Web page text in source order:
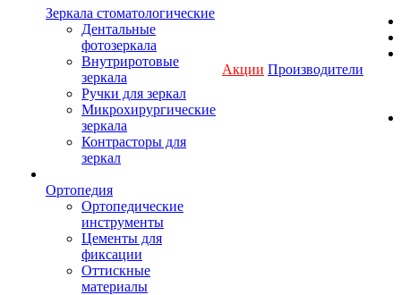
Зеркала стоматологические
Дентальные
фотозеркала
Внутриротовые
зеркала
Ручки для зеркал
Микрохирургические
зеркала
Контрасторы для
зеркал
Ортопедия
Ортопедические
инструменты
Цементы для
фиксации
Оттискные
материалы
Акции Производители